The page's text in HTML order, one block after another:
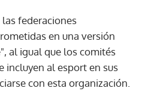
federaciones
en una versión
al igual que los comités
incluyen al esport en sus
con esta organización.